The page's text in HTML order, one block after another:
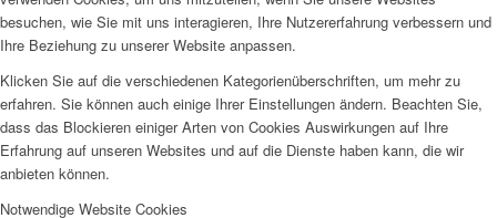
besuchen, wie Sie mit uns interagieren, Ihre Nutzererfahrung verbessern und
Ihre Beziehung zu unserer Website anpassen.
Klicken Sie auf die verschiedenen Kategorienüberschriften, um mehr zu
erfahren. Sie können auch einige Ihrer Einstellungen ändern. Beachten Sie,
dass das Blockieren einiger Arten von Cookies Auswirkungen auf Ihre
Erfahrung auf unseren Websites und auf die Dienste haben kann, die wir
anbieten können.
Notwendige Website Cookies